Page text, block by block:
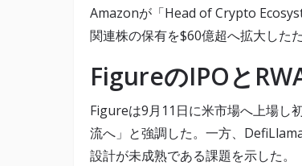
Amazonが「Head of Crypto
関連株の保有を$60億超へ拡大した
FigureのIPOと
Figureは9月11日に米市場へ上場し
流へ」と強調した。一方、
設計が未成熟である課題を示した。